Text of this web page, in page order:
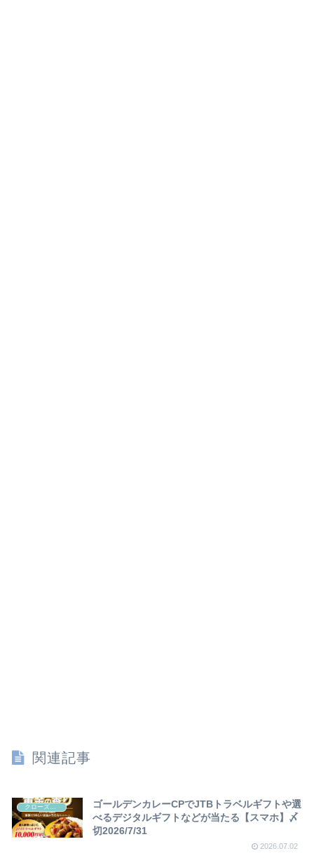
関連記事
クローズド懸賞
ゴールデンカレーCPでJTBトラベルギフトや選
べるデジタルギフトなどが当たる【スマホ】〆
切2026/7/31
2026.07.02